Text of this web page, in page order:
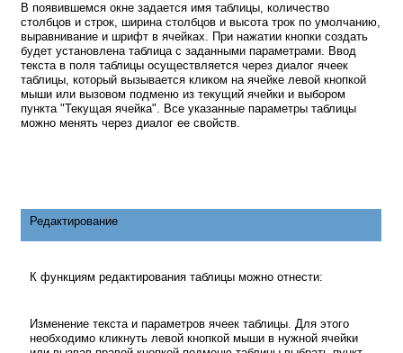
В появившемся окне задается имя таблицы, количество
столбцов и строк, ширина столбцов и высота трок по умолчанию,
выравнивание и шрифт в ячейках. При нажатии кнопки создать
будет установлена таблица с заданными параметрами. Ввод
текста в поля таблицы осуществляется через диалог ячеек
таблицы, который вызывается кликом на ячейке левой кнопкой
мыши или вызовом подменю из текущий ячейки и выбором
пункта "Текущая ячейка". Все указанные параметры таблицы
можно менять через диалог ее свойств.
Редактирование
К функциям редактирования таблицы можно отнести:
Изменение текста и параметров ячеек таблицы. Для этого
необходимо кликнуть левой кнопкой мыши в нужной ячейки